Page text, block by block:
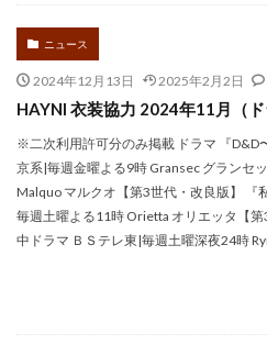
ニュース
2024年12月13日 2025年2月2日
HAYNI 衣装協力 2024年11月（ド
※二次利用許可分のみ掲載 ドラマ 『D&D
京系|毎週金曜よる9時 Gransec グランセ
Malquo マルクオ【第3世代・改良版】 『
毎週土曜よる11時 Orietta オリエッタ【
中ドラマ ＢＳテレ東|毎週土曜深夜24時